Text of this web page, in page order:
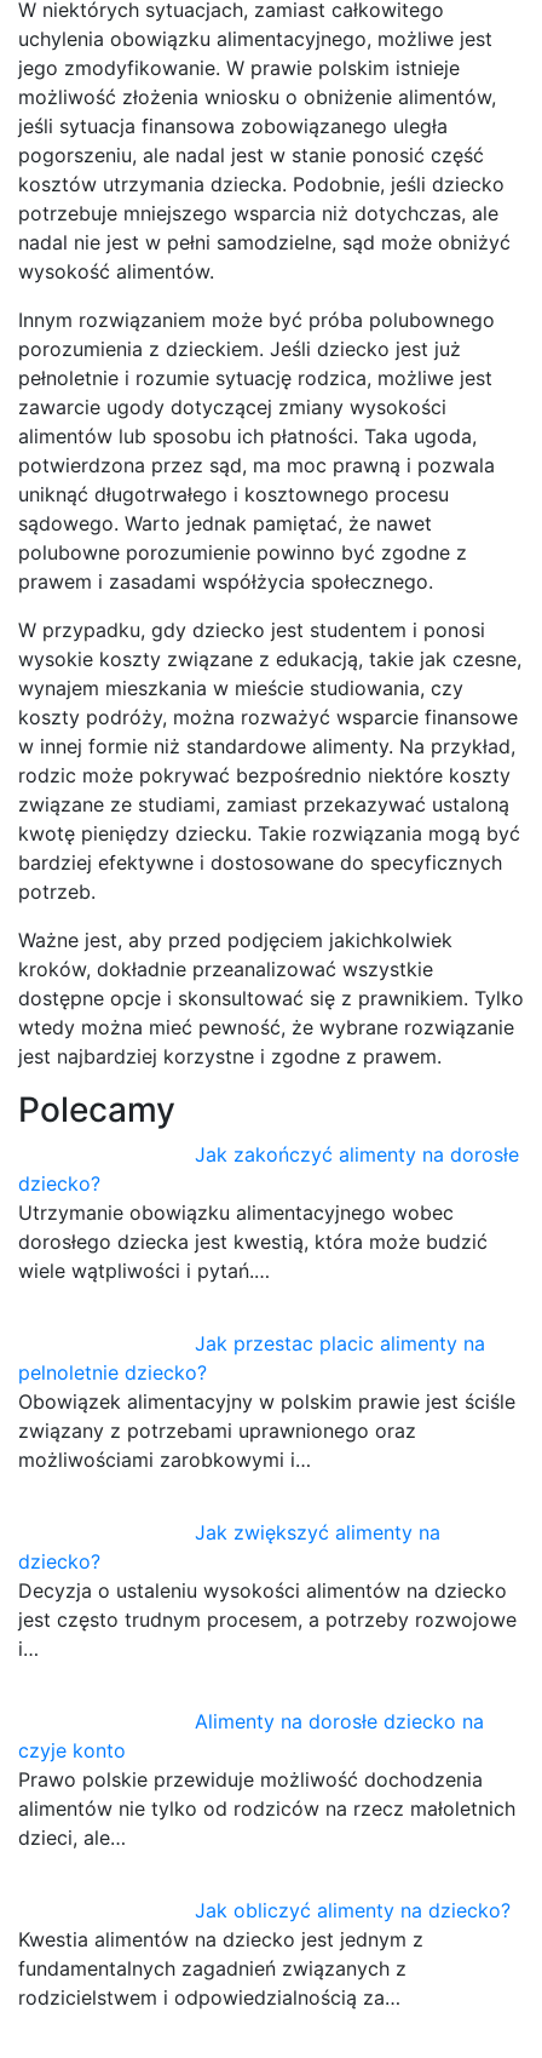
W niektórych sytuacjach, zamiast całkowitego
uchylenia obowiązku alimentacyjnego, możliwe jest
jego zmodyfikowanie. W prawie polskim istnieje
możliwość złożenia wniosku o obniżenie alimentów,
jeśli sytuacja finansowa zobowiązanego uległa
pogorszeniu, ale nadal jest w stanie ponosić część
kosztów utrzymania dziecka. Podobnie, jeśli dziecko
potrzebuje mniejszego wsparcia niż dotychczas, ale
nadal nie jest w pełni samodzielne, sąd może obniżyć
wysokość alimentów.
Innym rozwiązaniem może być próba polubownego
porozumienia z dzieckiem. Jeśli dziecko jest już
pełnoletnie i rozumie sytuację rodzica, możliwe jest
zawarcie ugody dotyczącej zmiany wysokości
alimentów lub sposobu ich płatności. Taka ugoda,
potwierdzona przez sąd, ma moc prawną i pozwala
uniknąć długotrwałego i kosztownego procesu
sądowego. Warto jednak pamiętać, że nawet
polubowne porozumienie powinno być zgodne z
prawem i zasadami współżycia społecznego.
W przypadku, gdy dziecko jest studentem i ponosi
wysokie koszty związane z edukacją, takie jak czesne,
wynajem mieszkania w mieście studiowania, czy
koszty podróży, można rozważyć wsparcie finansowe
w innej formie niż standardowe alimenty. Na przykład,
rodzic może pokrywać bezpośrednio niektóre koszty
związane ze studiami, zamiast przekazywać ustaloną
kwotę pieniędzy dziecku. Takie rozwiązania mogą być
bardziej efektywne i dostosowane do specyficznych
potrzeb.
Ważne jest, aby przed podjęciem jakichkolwiek
kroków, dokładnie przeanalizować wszystkie
dostępne opcje i skonsultować się z prawnikiem. Tylko
wtedy można mieć pewność, że wybrane rozwiązanie
jest najbardziej korzystne i zgodne z prawem.
Polecamy
Jak zakończyć alimenty na dorosłe
dziecko?
Utrzymanie obowiązku alimentacyjnego wobec
dorosłego dziecka jest kwestią, która może budzić
wiele wątpliwości i pytań.…
Jak przestac placic alimenty na
pelnoletnie dziecko?
Obowiązek alimentacyjny w polskim prawie jest ściśle
związany z potrzebami uprawnionego oraz
możliwościami zarobkowymi i…
Jak zwiększyć alimenty na
dziecko?
Decyzja o ustaleniu wysokości alimentów na dziecko
jest często trudnym procesem, a potrzeby rozwojowe
i…
Alimenty na dorosłe dziecko na
czyje konto
Prawo polskie przewiduje możliwość dochodzenia
alimentów nie tylko od rodziców na rzecz małoletnich
dzieci, ale…
Jak obliczyć alimenty na dziecko?
Kwestia alimentów na dziecko jest jednym z
fundamentalnych zagadnień związanych z
rodzicielstwem i odpowiedzialnością za…